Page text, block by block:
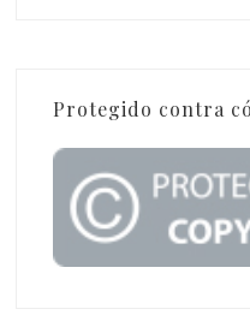
Protegido contra